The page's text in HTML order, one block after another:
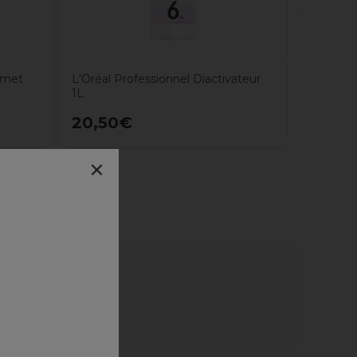
L'Oréal Professionnel Diactivateur
1L
20,50€
×